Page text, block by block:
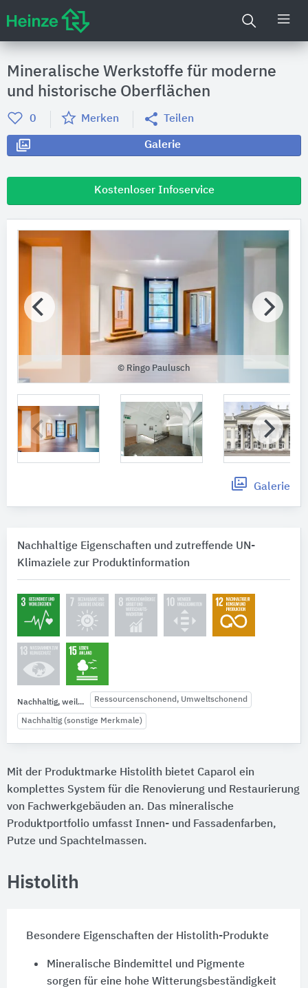
Mineralische Werkstoffe für moderne
und historische Oberflächen
0 Merken Teilen
Galerie
Kostenloser Infoservice
© Ringo Paulusch
Galerie
Nachhaltige Eigenschaften und zutreffende UN-
Klimaziele zur Produktinformation
Nachhaltig, weil... Ressourcenschonend, Umweltschonend
Nachhaltig (sonstige Merkmale)
Mit der Produktmarke Histolith bietet Caparol ein
komplettes System für die Renovierung und Restaurierung
von Fachwerkgebäuden an. Das mineralische
Produktportfolio umfasst Innen- und Fassadenfarben,
Putze und Spachtelmassen.
Histolith
Besondere Eigenschaften der Histolith-Produkte
Mineralische Bindemittel und Pigmente
sorgen für eine hohe Witterungsbeständigkeit